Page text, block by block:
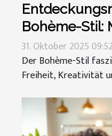
Bohème-Stil:
Kleidung?
31. Oktober 2025 09:52
Der Bohème-Stil
Freiheit, Kreativität